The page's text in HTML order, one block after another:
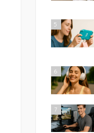
5
6
7